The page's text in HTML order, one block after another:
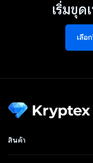
เริ่มขุ
เลือ
สินค้า